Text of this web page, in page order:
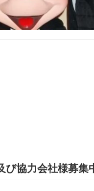
び協力会社様募集